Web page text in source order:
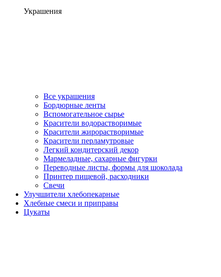
Украшения
Все украшения
Бордюрные ленты
Вспомогательное сырье
Красители водорастворимые
Красители жирорастворимые
Красители перламутровые
Легкий кондитерский декор
Мармеладные, сахарные фигурки
Переводные листы, формы для шоколада
Принтер пищевой, расходники
Свечи
Улучшители хлебопекарные
Хлебные смеси и приправы
Цукаты